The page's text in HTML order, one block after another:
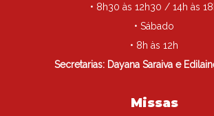
• 8h30 às 12h30 / 14h às
• Sábado
• 8h às 12h
Secretarias: Dayana Saraiva e
Missas